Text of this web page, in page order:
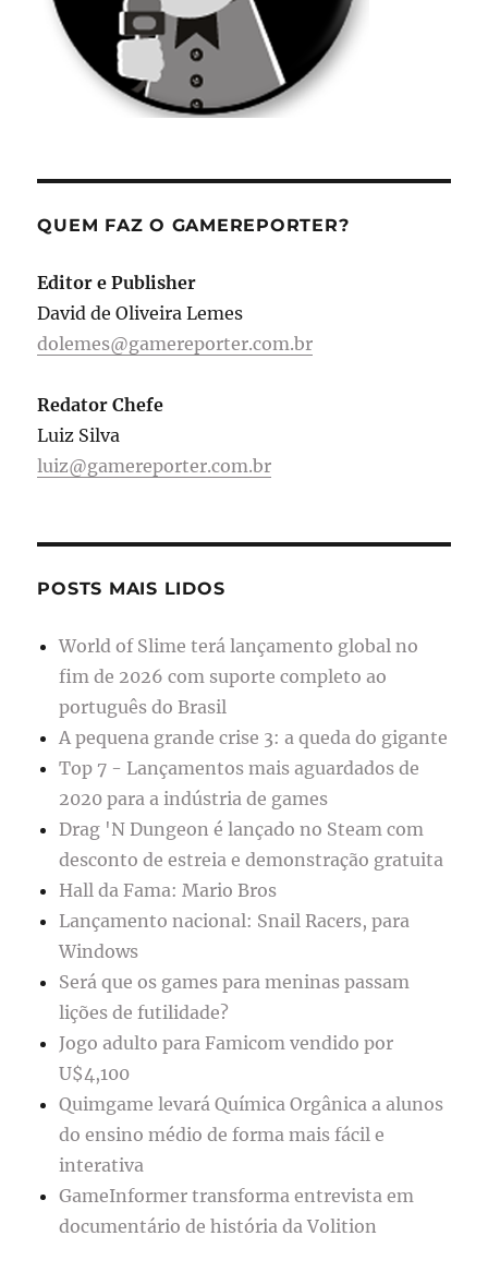
QUEM FAZ O GAMEREPORTER?
Editor e Publisher
David de Oliveira Lemes
dolemes@gamereporter.com.br
Redator Chefe
Luiz Silva
luiz@gamereporter.com.br
POSTS MAIS LIDOS
World of Slime terá lançamento global no
fim de 2026 com suporte completo ao
português do Brasil
A pequena grande crise 3: a queda do gigante
Top 7 - Lançamentos mais aguardados de
2020 para a indústria de games
Drag 'N Dungeon é lançado no Steam com
desconto de estreia e demonstração gratuita
Hall da Fama: Mario Bros
Lançamento nacional: Snail Racers, para
Windows
Será que os games para meninas passam
lições de futilidade?
Jogo adulto para Famicom vendido por
U$4,100
Quimgame levará Química Orgânica a alunos
do ensino médio de forma mais fácil e
interativa
GameInformer transforma entrevista em
documentário de história da Volition